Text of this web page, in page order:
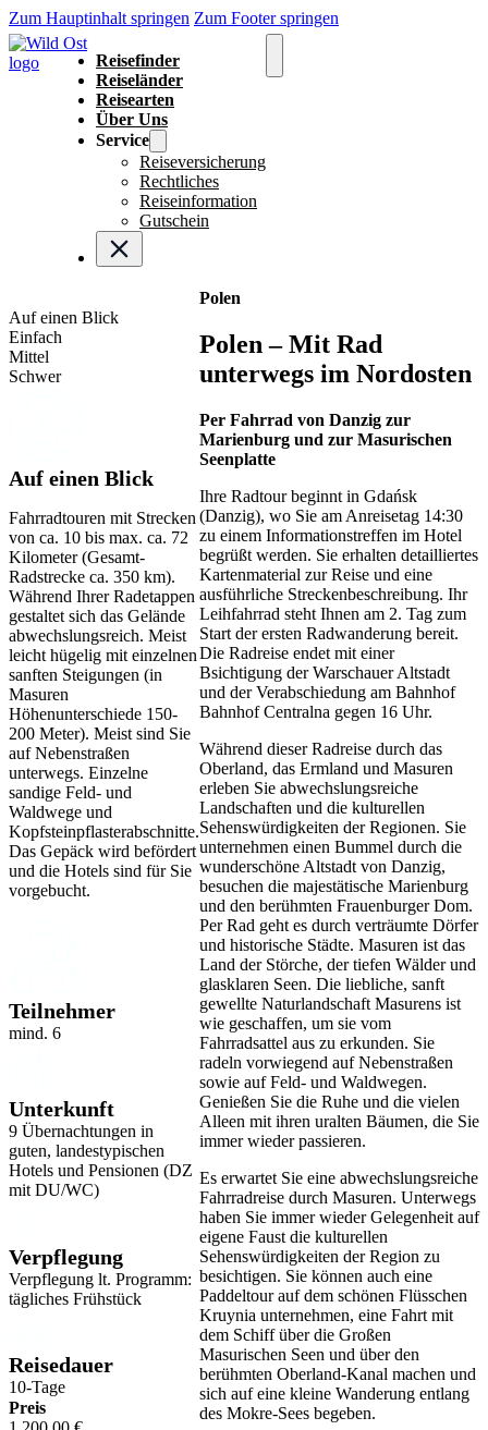
Zum Hauptinhalt springen Zum Footer springen
Reisefinder
Reiseländer
Reisearten
Über Uns
Service
Reiseversicherung
Rechtliches
Reiseinformation
Gutschein
Auf einen Blick
Einfach
Mittel
Schwer
Auf einen Blick
Fahrradtouren mit Strecken
von ca. 10 bis max. ca. 72
Kilometer (Gesamt-
Radstrecke ca. 350 km).
Während Ihrer Radetappen
gestaltet sich das Gelände
abwechslungsreich. Meist
leicht hügelig mit einzelnen
sanften Steigungen (in
Masuren
Höhenunterschiede 150-
200 Meter). Meist sind Sie
auf Nebenstraßen
unterwegs. Einzelne
sandige Feld- und
Waldwege und
Kopfsteinpflasterabschnitte.
Das Gepäck wird befördert
und die Hotels sind für Sie
vorgebucht.
Teilnehmer
mind. 6
Unterkunft
9 Übernachtungen in
guten, landestypischen
Hotels und Pensionen (DZ
mit DU/WC)
Verpflegung
Verpflegung lt. Programm:
tägliches Frühstück
Reisedauer
10-Tage
Preis
Polen
Polen – Mit Rad
unterwegs im Nordosten
Per Fahrrad von Danzig zur
Marienburg und zur Masurischen
Seenplatte
Ihre Radtour beginnt in Gdańsk
(Danzig), wo Sie am Anreisetag 14:30
zu einem Informationstreffen im Hotel
begrüßt werden. Sie erhalten detailliertes
Kartenmaterial zur Reise und eine
ausführliche Streckenbeschreibung. Ihr
Leihfahrrad steht Ihnen am 2. Tag zum
Start der ersten Radwanderung bereit.
Die Radreise endet mit einer
Bsichtigung der Warschauer Altstadt
und der Verabschiedung am Bahnhof
Bahnhof Centralna gegen 16 Uhr.
Während dieser Radreise durch das
Oberland, das Ermland und Masuren
erleben Sie abwechslungsreiche
Landschaften und die kulturellen
Sehenswürdigkeiten der Regionen. Sie
unternehmen einen Bummel durch die
wunderschöne Altstadt von Danzig,
besuchen die majestätische Marienburg
und den berühmten Frauenburger Dom.
Per Rad geht es durch verträumte Dörfer
und historische Städte. Masuren ist das
Land der Störche, der tiefen Wälder und
glasklaren Seen. Die liebliche, sanft
gewellte Naturlandschaft Masurens ist
wie geschaffen, um sie vom
Fahrradsattel aus zu erkunden. Sie
radeln vorwiegend auf Nebenstraßen
sowie auf Feld- und Waldwegen.
Genießen Sie die Ruhe und die vielen
Alleen mit ihren uralten Bäumen, die Sie
immer wieder passieren.
Es erwartet Sie eine abwechslungsreiche
Fahrradreise durch Masuren. Unterwegs
haben Sie immer wieder Gelegenheit auf
eigene Faust die kulturellen
Sehenswürdigkeiten der Region zu
besichtigen. Sie können auch eine
Paddeltour auf dem schönen Flüsschen
Kruynia unternehmen, eine Fahrt mit
dem Schiff über die Großen
Masurischen Seen und über den
berühmten Oberland-Kanal machen und
sich auf eine kleine Wanderung entlang
des Mokre-Sees begeben.